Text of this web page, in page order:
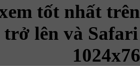
tốt nhất
lên và